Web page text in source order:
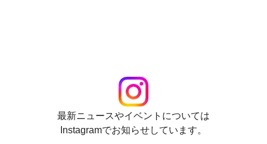
最新ニュースやイベントについては
Instagramでお知らせしています。